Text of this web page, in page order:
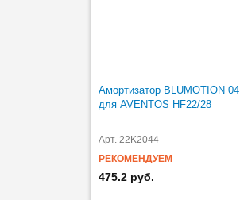
Амортизатор BLUMOTION 04
для AVENTOS HF22/28
Арт. 22K2044
РЕКОМЕНДУЕМ
475.2 руб.